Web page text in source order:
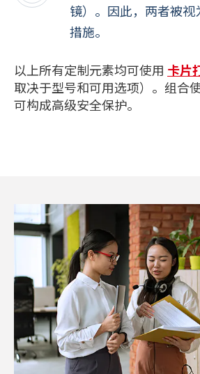
镜）。因此，两者被
措施。
以上所有定制元素均可使用 卡片
取决于型号和可用选项）。组合
可构成高级安全保护。